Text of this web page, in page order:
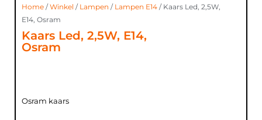
Home /Winkel / Lampen / Lampen E14 / Kaars Led, 2,5W,
E14, Osram
Kaars Led, 2,5W, E14,
Osram
Osram kaars